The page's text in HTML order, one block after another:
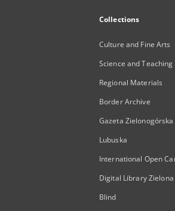
Collections
Culture and Fine Arts
Science and Teaching
Regional Materials
Border Archive
Gazeta Zielonogórska
Lubuska
International Open
Digital Library
Blind